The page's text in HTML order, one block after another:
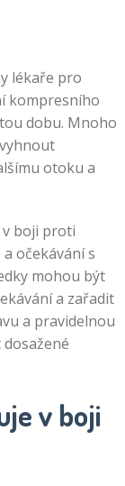
lékaře pro
kompresního
dobu. Mnoho
otoku a
v boji proti
očekávání s
mohou být
a zařadit
a pravidelnou
v boji